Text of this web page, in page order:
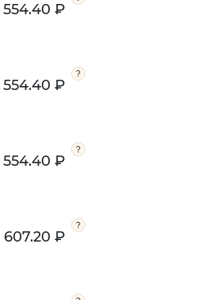
554.40 ₽
554.40 ₽
554.40 ₽
607.20 ₽